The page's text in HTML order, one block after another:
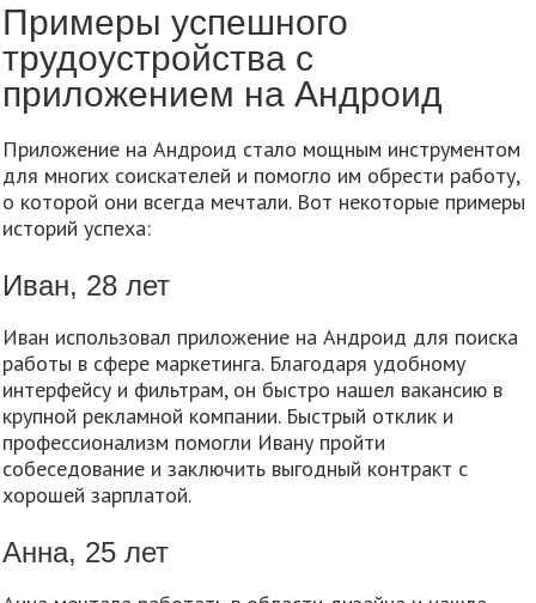
Примеры успешного
трудоустройства с
приложением на Андроид
Приложение на Андроид стало мощным инструментом
для многих соискателей и помогло им обрести работу,
о которой они всегда мечтали. Вот некоторые примеры
историй успеха:
Иван, 28 лет
Иван использовал приложение на Андроид для поиска
работы в сфере маркетинга. Благодаря удобному
интерфейсу и фильтрам, он быстро нашел вакансию в
крупной рекламной компании. Быстрый отклик и
профессионализм помогли Ивану пройти
собеседование и заключить выгодный контракт с
хорошей зарплатой.
Анна, 25 лет